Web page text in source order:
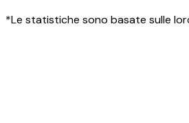
*Le statistiche sono basate sulle